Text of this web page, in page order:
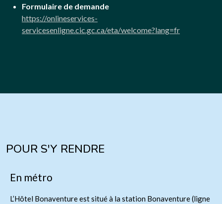
Formulaire de demande
https://onlineservices-
servicesenligne.cic.gc.ca/eta/welcome?lang=fr
POUR S'Y RENDRE
En métro
L’Hôtel Bonaventure est situé à la station Bonaventure (ligne